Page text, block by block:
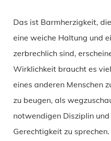
Das ist Barmherzigkeit,
eine weiche Haltung und
zerbrechlich sind,
Wirklichkeit braucht es
eines anderen Menschen
zu beugen, als
notwendigen Disziplin
Gerechtigkeit zu